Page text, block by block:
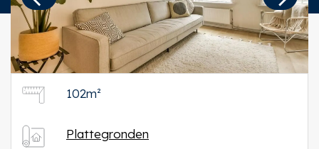
102m²
Plattegronden